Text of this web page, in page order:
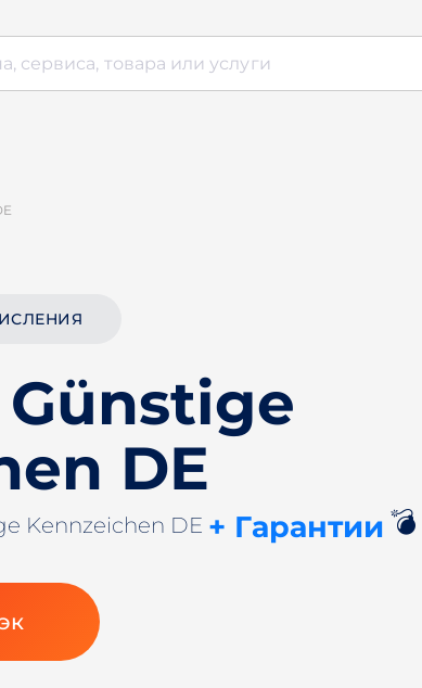
DE
Kennzeichen DE + Гарантии 💣